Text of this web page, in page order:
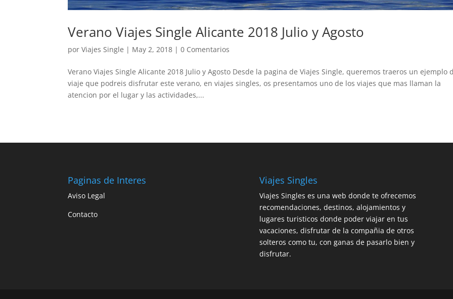
Verano Viajes Single Alicante 2018 Julio y Agosto
porViajes Single | May 2, 2018 |0 Comentarios
Verano Viajes Single Alicante 2018 Julio y Agosto Desde la pagina de Viajes Single, queremos traeros un ejemplo
viaje que podreis disfrutar este verano, en viajes singles, os presentamos uno de los viajes que mas llaman la
atencion por el lugar y las actividades,...
Paginas de Interes
Aviso Legal
Contacto
Viajes Singles
Viajes Singles es una web donde te ofrecemos
recomendaciones, destinos, alojamientos y
lugares turisticos donde poder viajar en tus
vacaciones, disfrutar de la compañia de otros
solteros como tu, con ganas de pasarlo bien y
disfrutar.